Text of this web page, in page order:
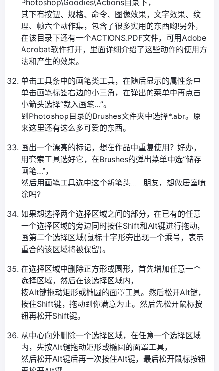
Photoshop\Goodies\Actions目录下，
其下有按钮、规格、命令、图像效果，文字效果、纹
理、帧六个动作集，包含了很多实用的东西哟!另外，
在该目录下还有一个ACTIONS.PDF文件，可用Adobe
Acrobat软件打开，里面详细介绍了这些动作的使用方
法和产生的效果。
单击工具条中的画笔类工具，在随后显示的属性条中
单击画笔标签右边的小三角，在弹出的菜单中再点击
小箭头选择“载入画笔…”。
到Photoshop目录的Brushes文件夹中选择*.abr。原
来这里还有这么多可爱的东西。
画出一个漂亮的标记，想在作品中重复使用？好办，
用套索工具选好它，在Brushes的弹出菜单中选“储存
画笔…”，
然后用画笔工具选中这个新笔头……朋友，想做居室喷
涂吗?
如果想选择两个选择区域之间的部分，在已有的任意
一个选择区域的旁边同时按住Shift和Alt键进行拖动，
画第二个选择区域(鼠标十字形旁出现一个乘号，表示
重合的该区域将被保留)。
在选择区域中删除正方形或圆形，首先增加任意一个
选择区域，然后在该选择区域内，
按Alt键拖动矩形或椭圆的面罩工具。然后松开Alt键，
按住Shift键，拖动到你满意为止。然后先松开鼠标按
钮再松开Shift键。
从中心向外删除一个选择区域，在任意一个选择区域
内，先按Alt键拖动矩形或椭圆的面罩工具，
然后松开Alt键后再一次按住Alt键，最后松开鼠标按钮